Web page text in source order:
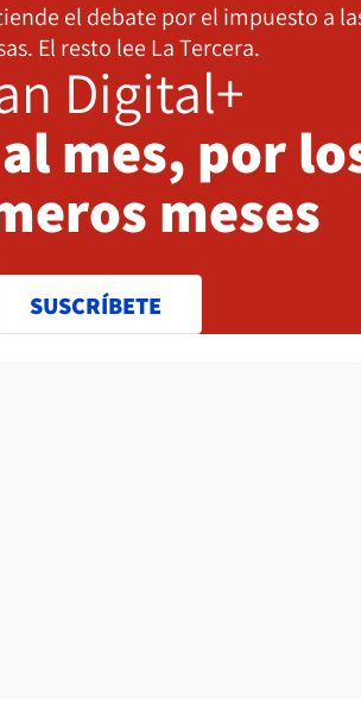
el debate por el impuesto a
El resto lee La Tercera.
Digital+
mes, por
meses
SUSCRÍBETE